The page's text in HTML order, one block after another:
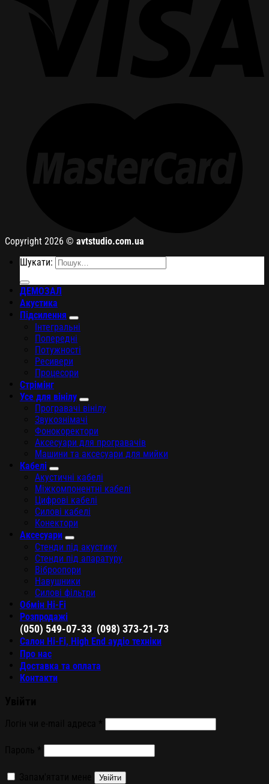
Copyright 2026 © avtstudio.com.ua
Шукати:
ДЕМОЗАЛ
Акустика
Підсилення
Інтегральні
Попередні
Потужності
Ресивери
Процесори
Стрімінг
Усе для вінілу
Програвачі вінілу
Звукознімачі
Фонокоректори
Аксесуари для програвачів
Машини та аксесуари для мийки
Кабелі
Акустичні кабелі
Міжкомпонентні кабелі
Цифрові кабелі
Силові кабелі
Конектори
Аксесуари
Стенди під акустику
Стенди під апаратуру
Віброопори
Навушники
Силові фільтри
Обмін Hi-Fi
Розпродажі
(050) 549-07-33 (098) 373-21-73
Салон Hi-Fi, High End аудіо техніки
Про нас
Доставка та оплата
Контакти
Увійти